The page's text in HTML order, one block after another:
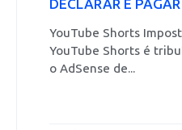
DECLARAR E
YouTube Shorts
YouTube Shorts é
o AdSense de...